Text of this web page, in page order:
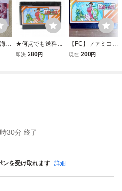
海
★何点でも送料１
８５円★ ファミリ
即決 280円
【FC】ファミコ
ン ファミリーマ
現在 200円
30分 終了
ンを受け取れます 詳細